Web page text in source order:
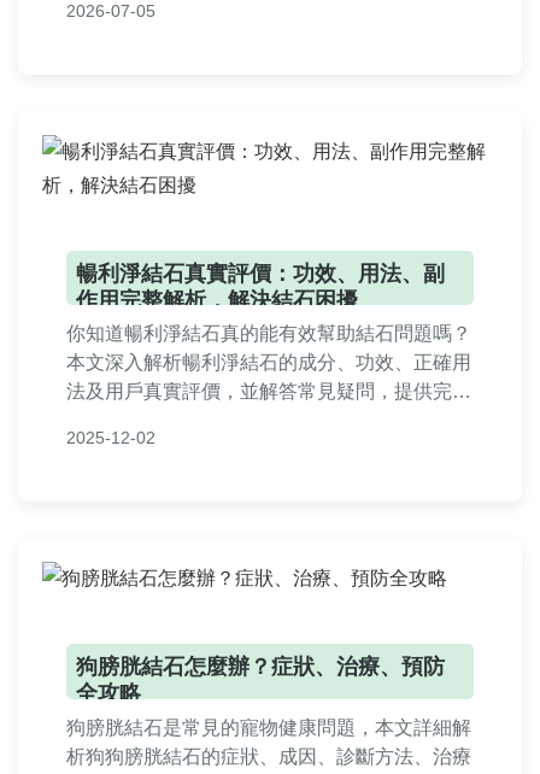
療。
2026-07-05
暢利淨結石真實評價：功效、用法、副
作用完整解析，解決結石困擾
你知道暢利淨結石真的能有效幫助結石問題嗎？
本文深入解析暢利淨結石的成分、功效、正確用
法及用戶真實評價，並解答常見疑問，提供完整
2025-12-02
狗膀胱結石怎麼辦？症狀、治療、預防
全攻略
狗膀胱結石是常見的寵物健康問題，本文詳細解
析狗狗膀胱結石的症狀、成因、診斷方法、治療